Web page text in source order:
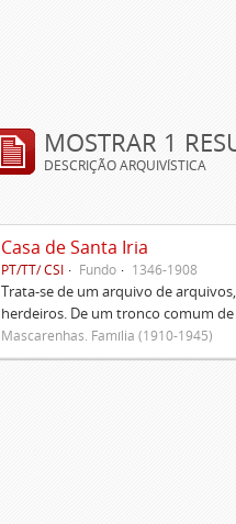
MOSTRAR 1
DESCRIÇÃO ARQUIVÍSTICA
Casa de Santa Iria
PT/TT/ CSI Fundo 1346-1908
Trata-se de um arquivo de
herdeiros. De um tronco comum
Mascarenhas. Família (1910-1945)